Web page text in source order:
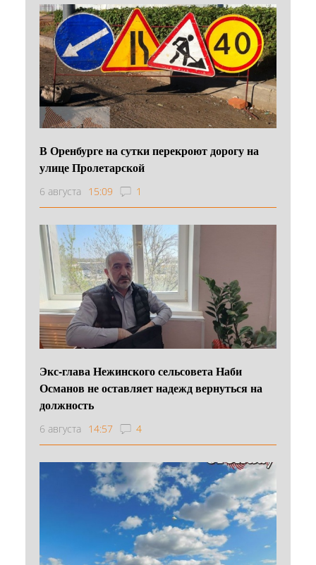
В Оренбурге на сутки перекроют дорогу на
улице Пролетарской
6 августа 15:09 1
Экс-глава Нежинского сельсовета Наби
Османов не оставляет надежд вернуться на
должность
6 августа 14:57 4